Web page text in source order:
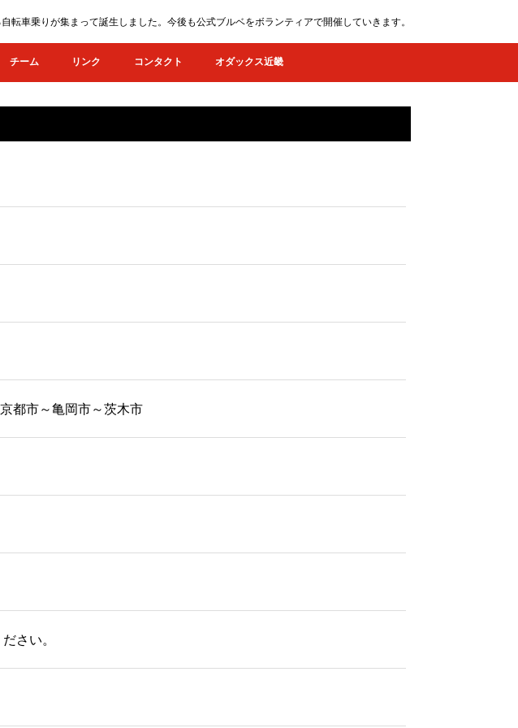
車乗りが集まって誕生しました。今後も公式ブルベをボランティアで開催していきます。
チーム リンク コンタクト オダックス近畿
都市～亀岡市～茨木市
さい。